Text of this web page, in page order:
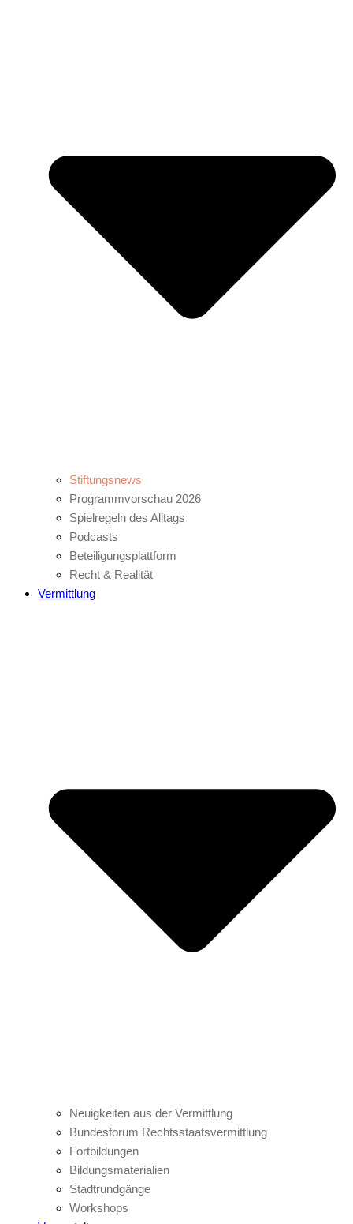
Stiftungsnews
Programmvorschau 2026
Spielregeln des Alltags
Podcasts
Beteiligungsplattform
Recht & Realität
Vermittlung
Neuigkeiten aus der Vermittlung
Bundesforum Rechtsstaatsvermittlung
Fortbildungen
Bildungsmaterialien
Stadtrundgänge
Workshops